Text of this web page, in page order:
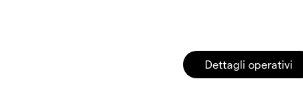
Dettagli operativi